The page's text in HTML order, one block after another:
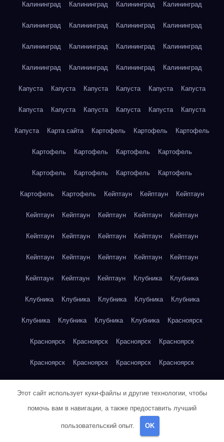
Калининград Калининград Калининград Калининград
Калининград Калининград Калининград Калининград
Калининград Калининград Калининград Калининград
Калининград Калининград Калининград Калининград
Капуста Капуста Капуста Капуста Капуста Капуста
Капуста Капуста Капуста Капуста Капуста Капуста
Капуста Карта сайта Картофель Картофель Картофель
Картофель Картофель Картофель Картофель
Картофель Картофель Картофель Картофель
Картофель Картофель Кейптаун Кейптаун Кейптаун
Кейптаун Кейптаун Кейптаун Кейптаун Кейптаун
Кейптаун Кейптаун Кейптаун Кейптаун Кейптаун
Кейптаун Кейптаун Кейптаун Кейптаун Кейптаун
Кейптаун Кейптаун Кейптаун Клубника Клубника
Клубника Клубника Клубника Клубника Клубника
Клубника Клубника Клубника Клубника Красноярск
Красноярск Красноярск Красноярск Красноярск
Красноярск Красноярск Красноярск Красноярск
Кукуруза
Кукуруза Кукуруза Кукуруза
Этот сайт использует куки-файлы и другие технологии, чтобы
помочь вам в навигации, а также предоставить лучший
пользовательский опыт. OK